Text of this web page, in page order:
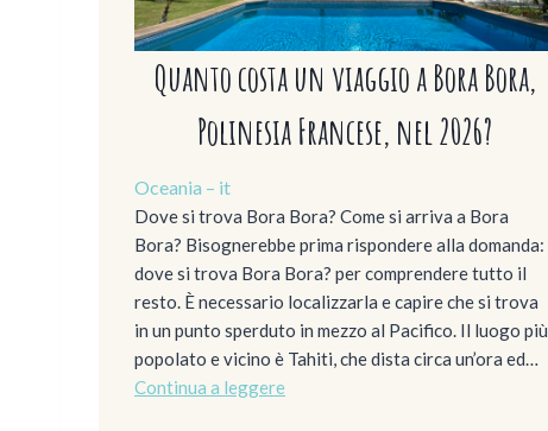
Quanto costa un viaggio a Bora Bora,
Polinesia Francese, nel 2026?
Oceania – it
Dove si trova Bora Bora? Come si arriva a Bora
Bora? Bisognerebbe prima rispondere alla domanda:
dove si trova Bora Bora? per comprendere tutto il
resto. È necessario localizzarla e capire che si trova
in un punto sperduto in mezzo al Pacifico. Il luogo più
popolato e vicino è Tahiti, che dista circa un’ora ed…
Continua a leggere